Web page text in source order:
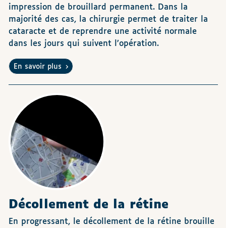
impression de brouillard permanent. Dans la
majorité des cas, la chirurgie permet de traiter la
cataracte et de reprendre une activité normale
dans les jours qui suivent l’opération.
En savoir plus
Décollement de la rétine
En progressant, le décollement de la rétine brouille